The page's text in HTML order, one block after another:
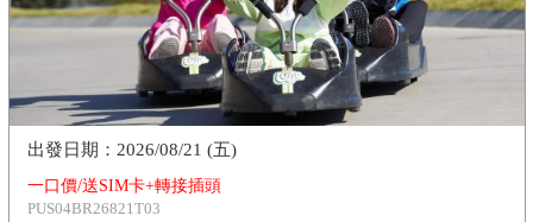
一口價/送SIM卡+轉接插頭
PUS04BR26821T03
2026/08/21 (五)